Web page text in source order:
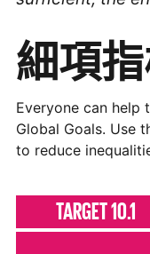
細項
Everyone can help
Global Goals. Use
to reduce
TARGET 10.1